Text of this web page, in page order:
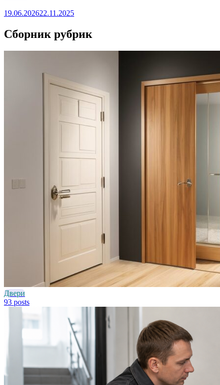
19.06.202622.11.2025
Сборник рубрик
Двери
93 posts